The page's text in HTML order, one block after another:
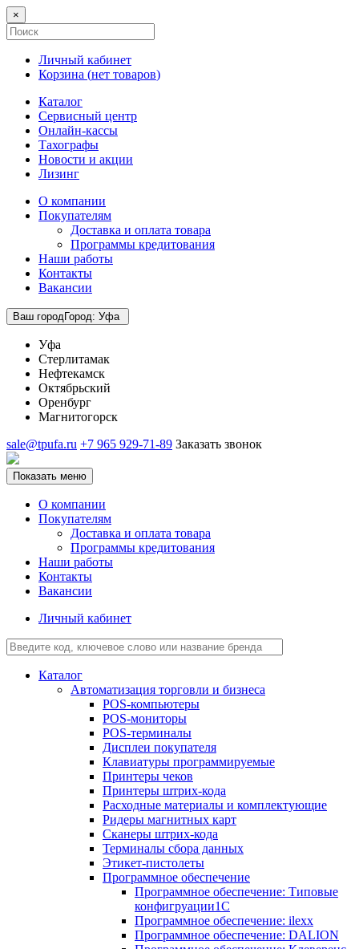
×
Личный кабинет
Корзина (нет товаров)
Каталог
Сервисный центр
Онлайн-кассы
Тахографы
Новости и акции
Лизинг
О компании
Покупателям
Доставка и оплата товара
Программы кредитования
Наши работы
Контакты
Вакансии
Ваш городГород: Уфа
Уфа
Стерлитамак
Нефтекамск
Октябрьский
Оренбург
Магнитогорск
sale@tpufa.ru +7 965 929-71-89 Заказать звонок
Показать меню
О компании
Покупателям
Доставка и оплата товара
Программы кредитования
Наши работы
Контакты
Вакансии
Личный кабинет
Каталог
Автоматизация торговли и бизнеса
POS-компьютеры
POS-мониторы
POS-терминалы
Дисплеи покупателя
Клавиатуры программируемые
Принтеры чеков
Принтеры штрих-кода
Расходные материалы и комплектующие
Ридеры магнитных карт
Сканеры штрих-кода
Терминалы сбора данных
Этикет-пистолеты
Программное обеспечение
Программное обеспечение: Типовые
конфигруации1С
Программное обеспечение: ilexx
Программное обеспечение: DALION